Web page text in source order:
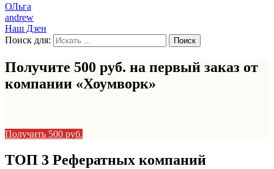
ОЛьга
andrew
Наш Дзен
Поиск для:
Получите 500 руб. на первый заказ от
компании «Хоумворк»
Получить 500 руб.
ТОП 3 Рефератных компаний